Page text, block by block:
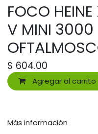
FOCO
V MINI 3000
$ 604.00
Agregar al carrito
Más información